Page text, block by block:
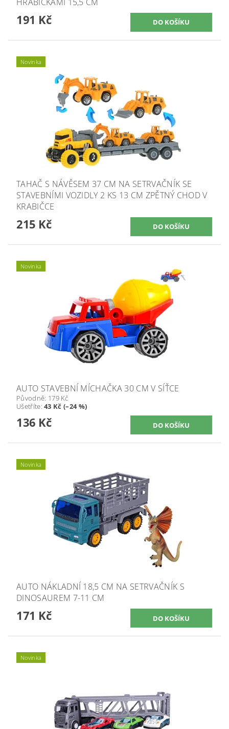
191 Kč
Novinka
TAHAČ S NÁVĚSEM 37 CM NA SETRVAČNÍK SE
STAVEBNÍMI VOZIDLY 2 KS 13 CM ZPĚTNÝ CHOD V
KRABIČCE
215 Kč
Novinka
AUTO STAVEBNÍ MÍCHAČKA 30 CM V SÍŤCE
Původně: 179 Kč
Ušetříte:43 Kč (–24 %)
136 Kč
Novinka
AUTO NÁKLADNÍ 18,5 CM NA SETRVAČNÍK S
DINOSAUREM 7-11 CM
171 Kč
Novinka